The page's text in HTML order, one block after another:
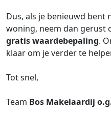
Dus, als je benieuwd bent
woning, neem dan gerust
gratis waardebepaling.
klaar om je verder te
Tot snel,
Team Bos Makelaardij